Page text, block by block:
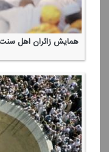
همایش زائران اهل سنت